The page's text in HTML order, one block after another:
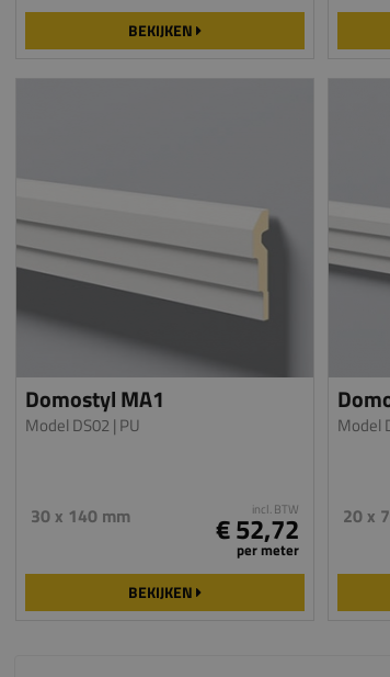
BEKIJKEN
Domostyl MA1
Model DS02| PU
30 x 140 mm incl. BTW
€ 52,72
per meter
BEKIJKEN
Model
20 x